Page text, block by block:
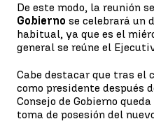
De este modo, la reunión
Gobierno se celebrará un
habitual, ya que es el
general se reúne el
Cabe destacar que tras el
como presidente después
Consejo de Gobierno
toma de posesión del